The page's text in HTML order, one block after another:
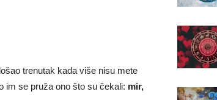
trenutak kada više nisu mete
im se pruža ono što su čekali: mir,